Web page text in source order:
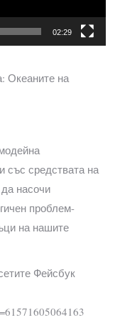
02:29
Океаните на
със средствата на
насочи
проблем-
на нашите
Фейсбук